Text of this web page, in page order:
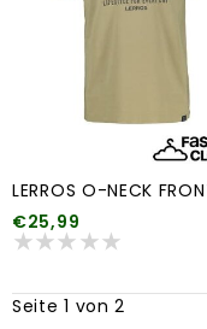
€25,99
Seite 1 von 2